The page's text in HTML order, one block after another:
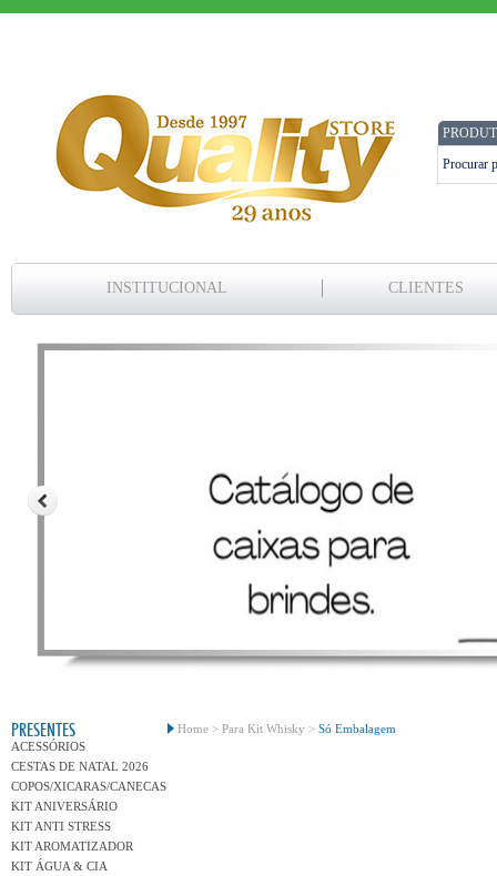
INSTITUCIONAL CLIENTES
PRESENTES
ACESSÓRIOS
CESTAS DE NATAL 2026
COPOS/XICARAS/CANECAS
KIT ANIVERSÁRIO
KIT ANTI STRESS
KIT AROMATIZADOR
KIT ÁGUA & CIA
Home > Para Kit Whisky > Só Embalagem